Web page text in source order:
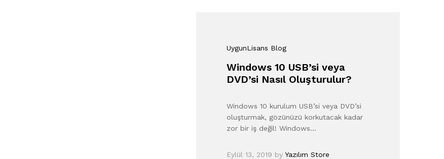
UygunLisans Blog
Windows 10 USB’si veya
DVD’si Nasıl Oluşturulur?
Windows 10 kurulum USB’si veya DVD’si
oluşturmak, gözünüzü korkutacak kadar
zor bir iş değil! Windows…
Eylül 13, 2019 byYazılım Store